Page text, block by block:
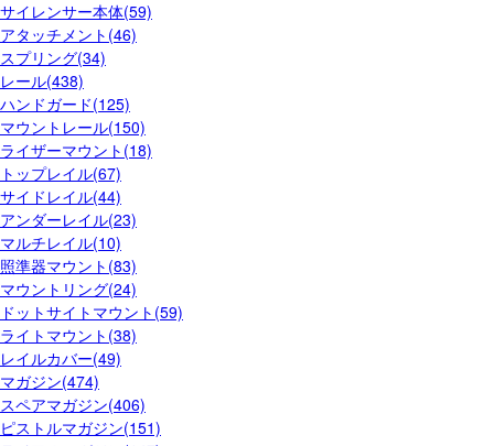
サイレンサー本体(59)
アタッチメント(46)
スプリング(34)
レール(438)
ハンドガード(125)
マウントレール(150)
ライザーマウント(18)
トップレイル(67)
サイドレイル(44)
アンダーレイル(23)
マルチレイル(10)
照準器マウント(83)
マウントリング(24)
ドットサイトマウント(59)
ライトマウント(38)
レイルカバー(49)
マガジン(474)
スペアマガジン(406)
ピストルマガジン(151)